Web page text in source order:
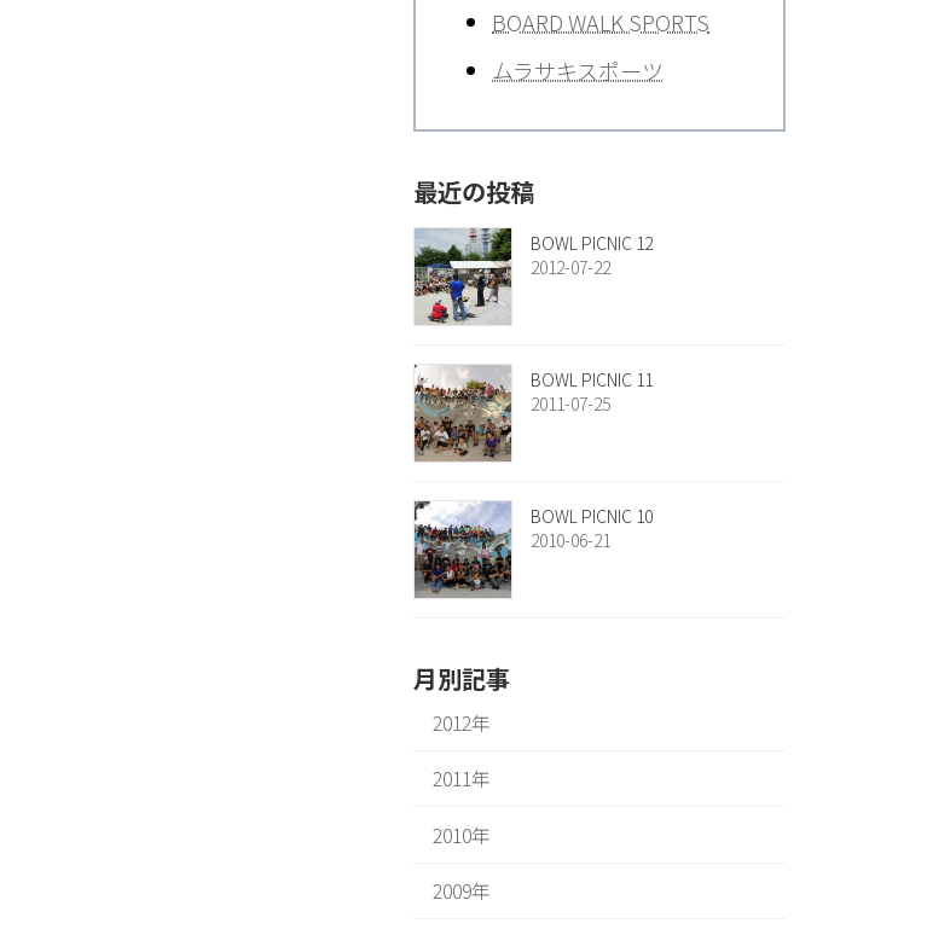
BOARD WALK SPORTS
ムラサキスポーツ
最近の投稿
BOWL PICNIC 12
2012-07-22
BOWL PICNIC 11
2011-07-25
BOWL PICNIC 10
2010-06-21
月別記事
2012年
2011年
2010年
2009年